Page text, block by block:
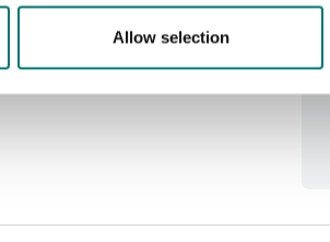
Allow selection